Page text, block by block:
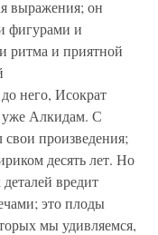
выражения; он
фигурами и
ритма и приятной
него, Исо­крат
уже Алкидам. С
произведения;
десять лет. Но
вредит
это плоды
мы удивляемся,